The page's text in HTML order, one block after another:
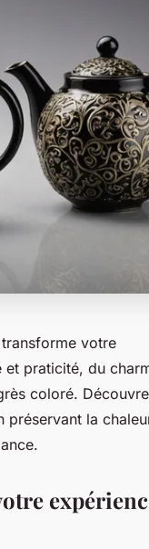
votre
et praticité, du
coloré.
préservant la